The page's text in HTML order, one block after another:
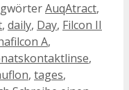
AuqAtract,
, daily, Day, Filcon II
A,
,
, tages,